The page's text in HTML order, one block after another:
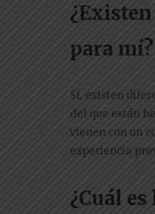
para mí?
Sí, existen
del que están
vienen con un
experiencia
¿Cuál